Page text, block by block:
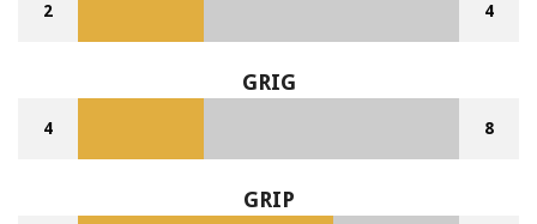
2 4
GRIG
4 8
GRIP